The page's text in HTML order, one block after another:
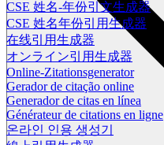
CSE 姓名-年份引文生成器
CSE 姓名年份引用生成器
在线引用生成器
オンライン引用生成器
Online-Zitationsgenerator
Gerador de citação online
Generador de citas en línea
Générateur de citations en ligne
온라인 인용 생성기